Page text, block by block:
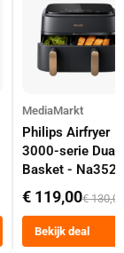
MediaMarkt
Philips Airfryer
3000-serie Dual
Basket -
Dubbele Mand 9
Tot 6 Personen
Heteluchtfriteuse
Zwart
€ 119,00€ 130,00
Bekijk deal